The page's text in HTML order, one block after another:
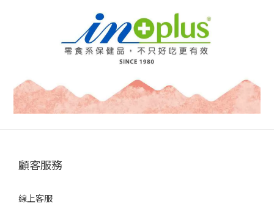
顧客服務
線上客服